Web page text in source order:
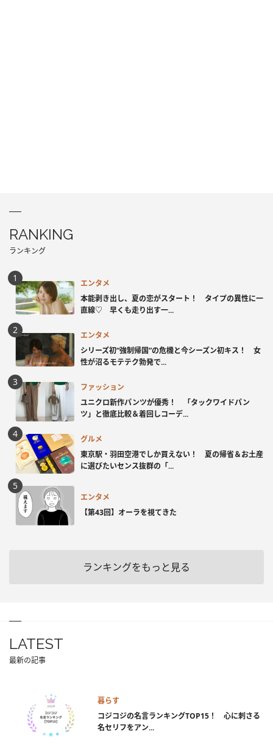
RANKING
ランキング
エンタメ
本能剥き出し、夏の恋がスタート！ タイプの異性に一
直線♡ 早くも走り出す一...
エンタメ
シリーズ初“強制帰国”の危機と今シーズン初キス！ 女
性が沼るモテテク勃発で...
ファッション
ユニクロ新作パンツが優秀！ 「タックワイドパン
ツ」と徹底比較＆着回しコーデ...
グルメ
東京駅・羽田空港でしか買えない！ 夏の帰省＆お土産
に選びたいセンス抜群の「...
エンタメ
【第43回】オーラを視てきた
ランキングをもっと見る
LATEST
最新の記事
暮らす
コジコジの名言ランキングTOP15！ 心に刺さる
名セリフをアン...